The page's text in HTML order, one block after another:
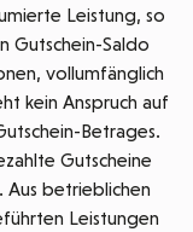
Leistung, so
Gutschein-Saldo
vollumfänglich
kein Anspruch auf
Betrages.
Gutscheine
Aus betrieblichen
Leistungen